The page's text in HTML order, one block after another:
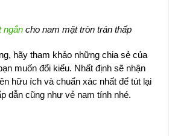
ngắn cho nam mặt tròn trán thấp
hãy tham khảo những chia sẻ của
muốn đổi kiểu. Nhất định sẽ nhận
hữu ích và chuẩn xác nhất để tút lại
dẫn cũng như vẻ nam tính nhé.